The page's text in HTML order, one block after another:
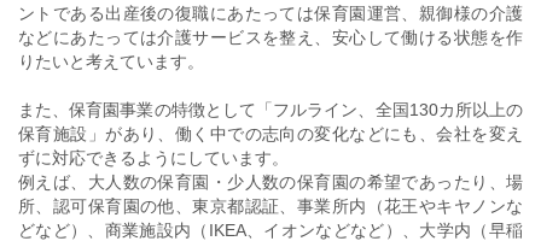
ントである出産後の復職にあたっては保育園運営、親御様の介護
などにあたっては介護サービスを整え、安心して働ける状態を作
りたいと考えています。
また、保育園事業の特徴として「フルライン、全国130カ所以上の
保育施設」があり、働く中での志向の変化などにも、会社を変え
ずに対応できるようにしています。
例えば、大人数の保育園・少人数の保育園の希望であったり、場
所、認可保育園の他、東京都認証、事業所内（花王やキヤノンな
どなど）、商業施設内（IKEA、イオンなどなど）、大学内（早稲